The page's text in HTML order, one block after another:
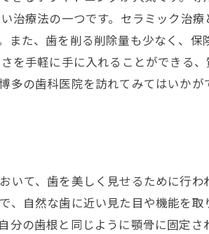
治療法の一つです。セラミック治
また、歯を削る削除量も少なく、
を手軽に手に入れることができる
の歯科医院を訪れてみてはいかが
いて、歯を美しく見せるために行
、自然な歯に近い見た目や機能を
分の歯根と同じように顎骨に固定